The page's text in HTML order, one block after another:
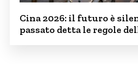
Cina 2026: il futuro è
passato detta le regole